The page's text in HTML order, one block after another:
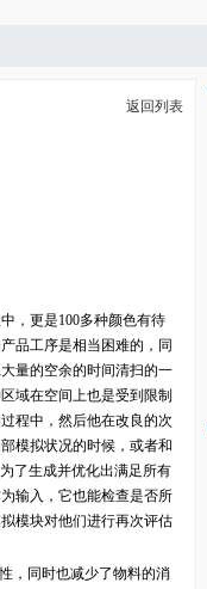
返回列表
，更是100多种颜色有待
品工序是相当困难的，同
量的空余的时间清扫的一
域在空间上也是受到限制
程中，然后他在改良的次
模拟状况的时候，或者和
了生成并优化出满足所有
输入，它也能检查是否所
模块对他们进行再次评估
，同时也减少了物料的消